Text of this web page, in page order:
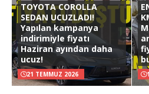
TOYOTA COROLLA
SEDAN UCUZLADI!
Yapılan kampanya
indirimiyle fiyatı
Haziran ayından daha
ucuz!
21 TEMMUZ 2026